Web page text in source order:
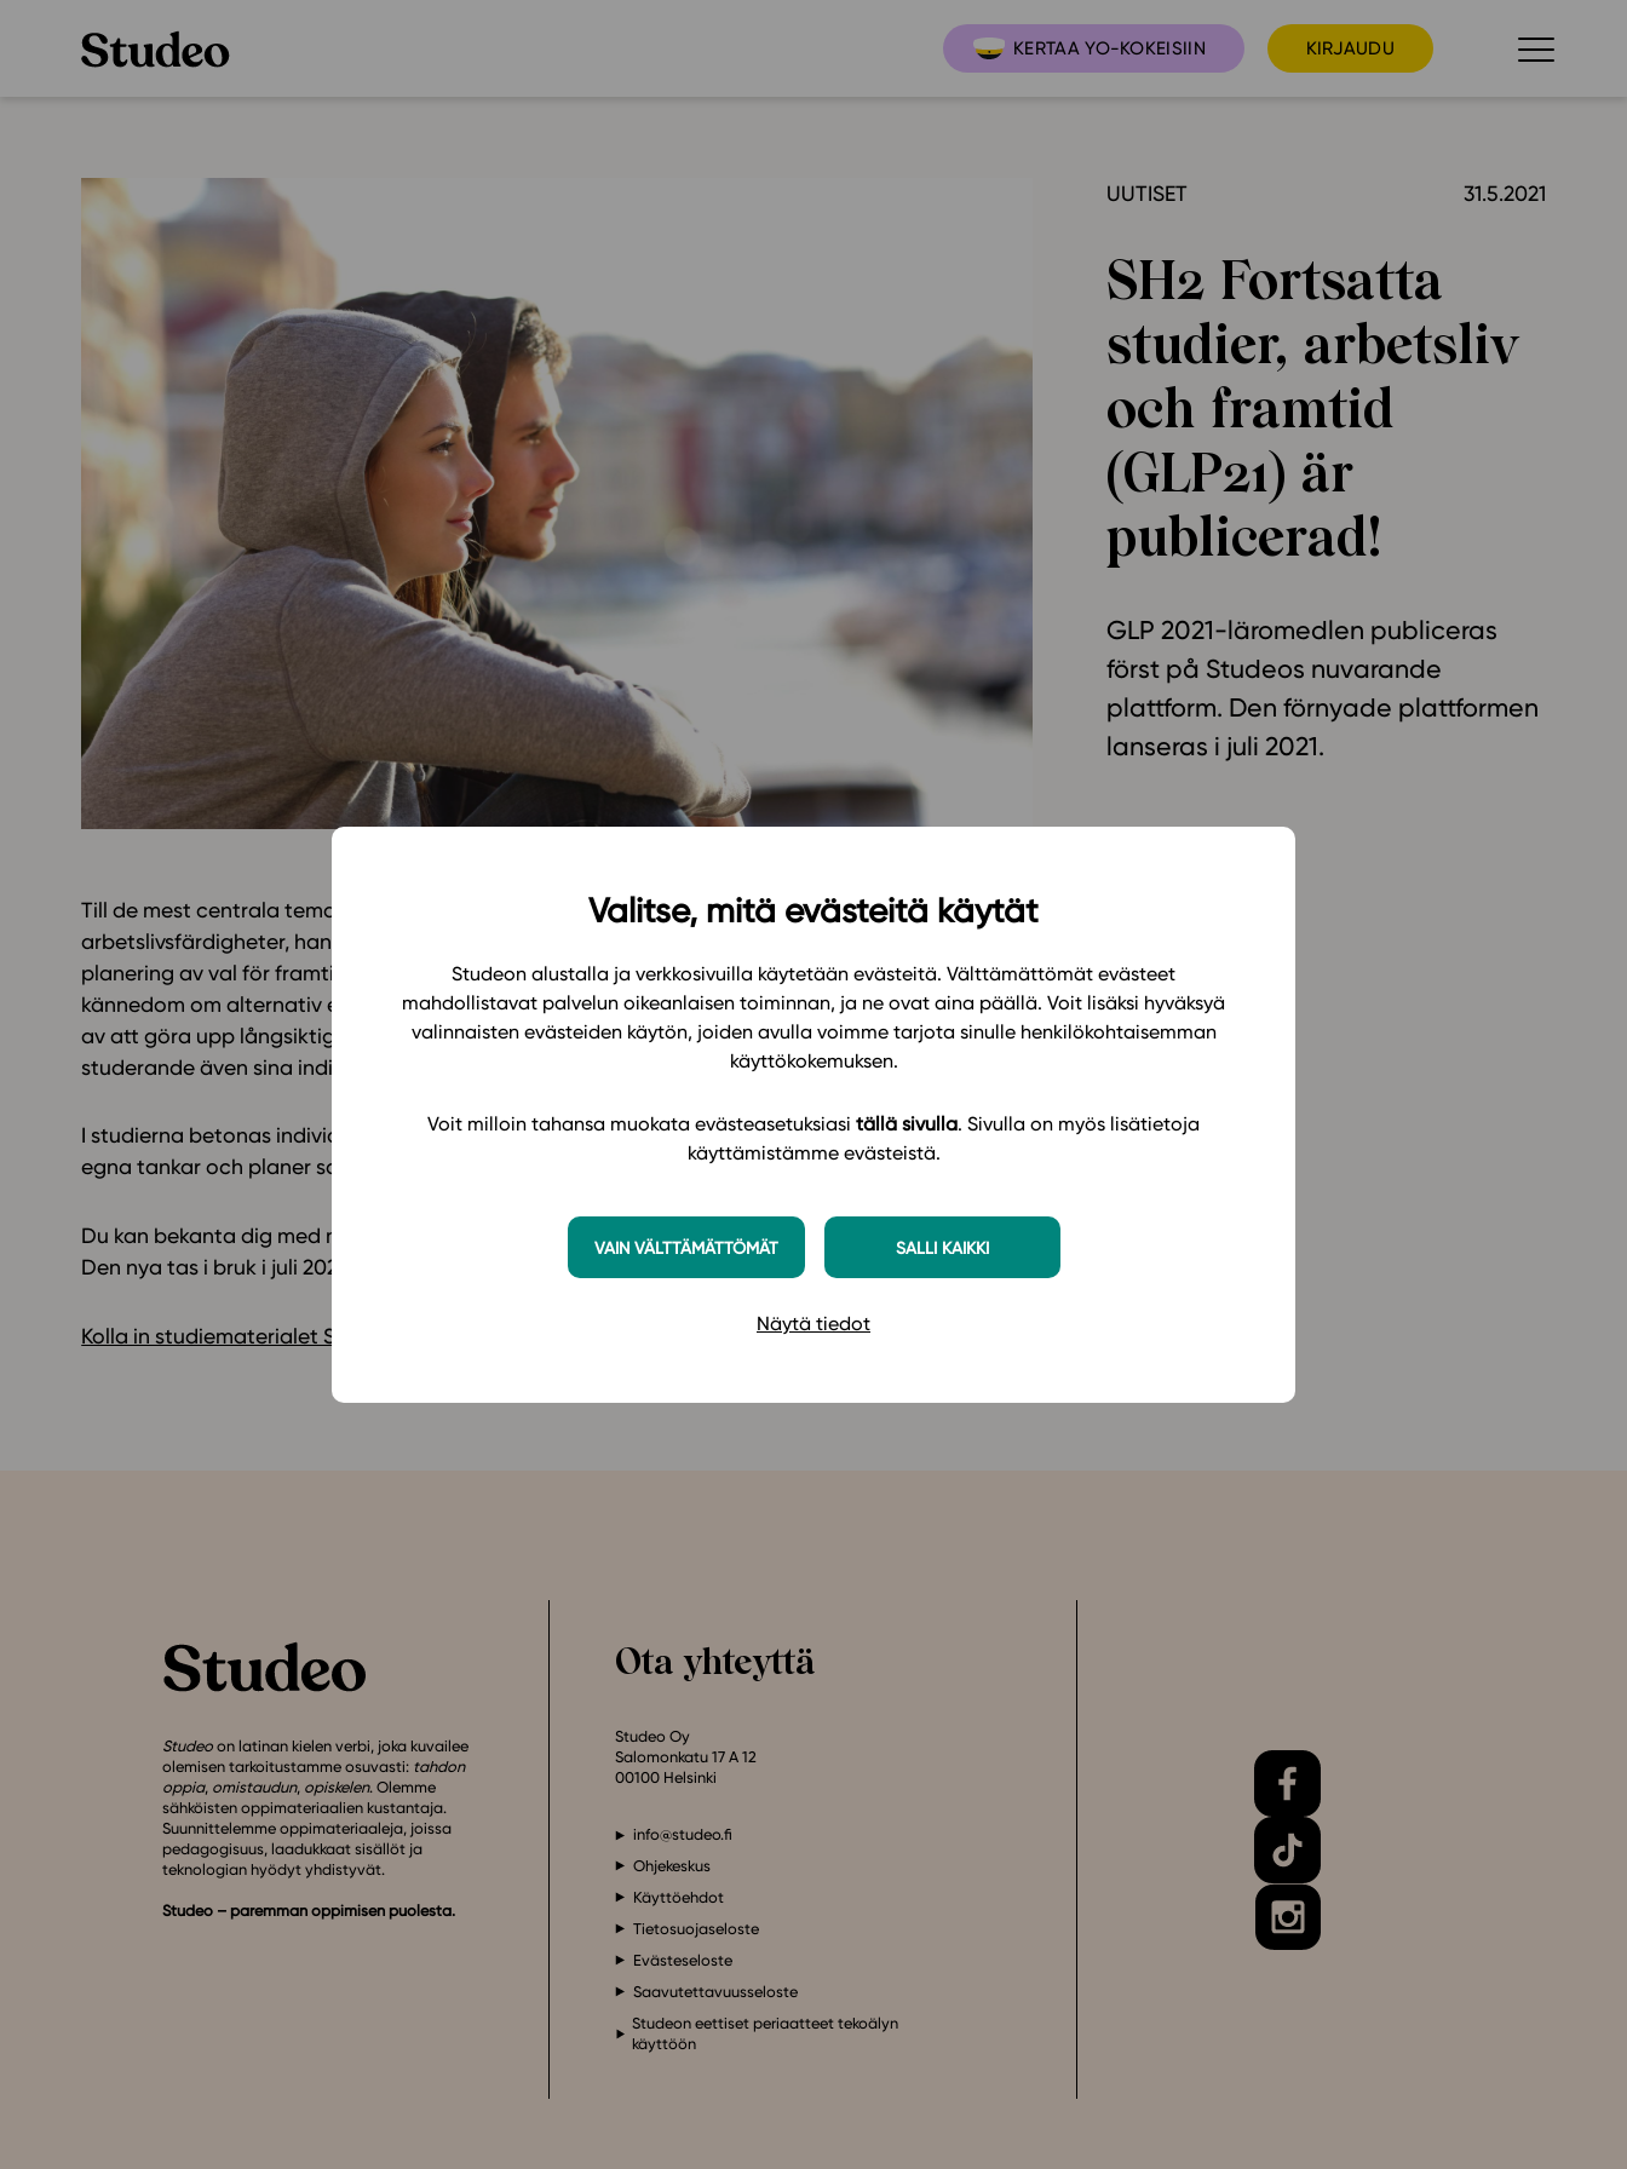
Valitse, mitä evästeitä käytät
Studeon alustalla ja verkkosivuilla käytetään evästeitä. Välttämättömät evästeet
mahdollistavat palvelun oikeanlaisen toiminnan, ja ne ovat aina päällä. Voit lisäksi hyväksyä
valinnaisten evästeiden käytön, joiden avulla voimme tarjota sinulle henkilökohtaisemman
käyttökokemuksen.
Voit milloin tahansa muokata evästeasetuksiasi tällä sivulla. Sivulla on myös lisätietoja
käyttämistämme evästeistä.
VAIN VÄLTTÄMÄTTÖMÄT SALLI KAIKKI
Näytä tiedot
KERTAA YO-KOKEISIIN KIRJAUDU
Preppaaja
Opettaja
Opiskelija
Huoltaja
Kokeilutarjous
Ainstain
Oppimateriaalit
Alakoulun lisenssit
Hinnasto
Käyttöönotto
Tilaa
Yläkoulu
Oppiainesarjat
Oppimateriaalit
Yläkoulun lisenssit
Käyttöönotto
Tilaa
Oppimateriaalit
Bruksanvisning
Ominaisuudet
Tapahtumakalenteri
Webinaari­tallenteet
Suosittelut
Ohjekeskus
Ohjevideot
Oppikirjailijat
Tietoa meistä
Eettiset periaatteet
tekoälyn käyttöön
Ota yhteyttä
UUTISET 31.5.2021
SH2 Fortsatta
studier, arbetsliv
och framtid
(GLP21) är
publicerad!
GLP 2021-läromedlen publiceras
först på Studeos nuvarande
plattform. Den förnyade plattformen
lanseras i juli 2021.
Till de mest centrala temana i Studeos SH2-läromedel hör förmåga att förutse framtiden,
arbetslivsfärdigheter, hantering av den egna ekonomin, kännedom om fortsatta studier samt
planering av val för framtiden. Målet är att den studerande utvecklar sin självkännedom, sin
kännedom om alternativ efter gymnasiet samt sina färdigheter att fatta beslut, så att hen klarar
av att göra upp långsiktiga planer för sin framtid. Under studieavsnittet uppdaterar den
studerande även sina individuella studieplaner.
I studierna betonas individuell målsättning, mångsidig informationssökning, den studerandes
egna tankar och planer samt utvärdering av det egna lärandet.Läs mer!
Du kan bekanta dig med materialet för studiehandledningen på Studeos nuvarande plattform.
Den nya tas i bruk i juli 2021.
Kolla in studiematerialet SH2 Fortsatta studier, arbetsliv och framtid (GLP 2021) här!
Studeo on latinan kielen verbi, joka kuvailee
olemisen tarkoitustamme osuvasti: tahdon
oppia, omistaudun, opiskelen. Olemme
sähköisten oppimateriaalien kustantaja.
Suunnittelemme oppimateriaaleja, joissa
pedagogisuus, laadukkaat sisällöt ja
teknologian hyödyt yhdistyvät.
Studeo – paremman oppimisen puolesta.
Ota yhteyttä
Studeo Oy
Salomonkatu 17 A 12
00100 Helsinki
info@studeo.fi
Ohjekeskus
Käyttöehdot
Tietosuojaseloste
Evästeseloste
Saavutettavuusseloste
Studeon eettiset periaatteet tekoälyn
käyttöön